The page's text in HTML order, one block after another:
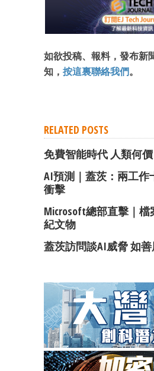
如欲投稿、報料，發布新
知， 按這裏聯絡我們。
RELATED POSTS
免費智能時代 人類何價
AI預測｜蓋茨：兩工作
衝擊
Microsoft總部直擊｜
紀文物
蓋茨訪問談AI威脅 如